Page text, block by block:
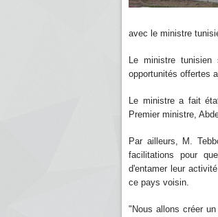
avec le ministre
Le ministre
opportunités offertes
Le ministre a fait
Premier ministre,
Par ailleurs, M.
facilitations pour
d'entamer leur
ce pays voisin.
"Nous allons créer